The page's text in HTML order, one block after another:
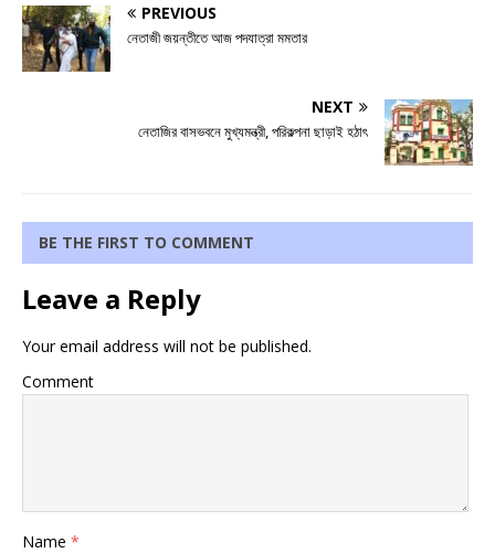
PREVIOUS
নেতাজী জয়ন্তীতে আজ পদযাত্রা মমতার
NEXT
নেতাজির বাসভবনে মুখ্যমন্ত্রী, পরিকল্পনা ছাড়াই হঠাৎ
BE THE FIRST TO COMMENT
Leave a Reply
Your email address will not be published.
Comment
Name *